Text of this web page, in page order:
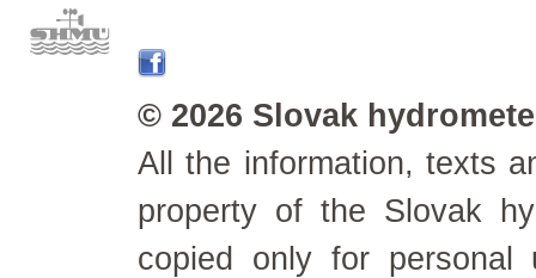
© 2026 Slovak
All the information, texts
property of the Slovak
copied only for personal